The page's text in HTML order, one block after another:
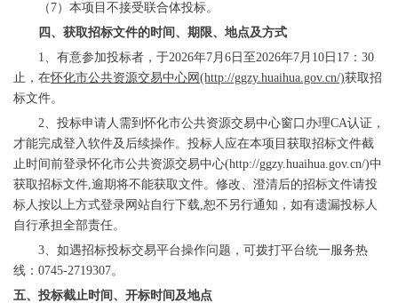
（ 7）本项目不接受联合体投标。
四 、获取招标文件的时间、期限、地点及方式
1、有意参加投标者，于2026年7月6日至2026年7月10日17：30
止，在怀化市公共资源交易中心网 (http://ggzy.huaihua.gov.cn/)获取招
标文件。
2、投标申请人需到怀化市公共资源交易中心窗口办理CA认证，
才能完成登入软件及后续操作。投标人应在本项目获取招标文件截
止时间前登录怀化市公共资源交易中心(http://ggzy.huaihua.gov.cn/)中
获取招标文件,逾期将不能获取文件。修改、澄清后的招标文件请投
标人按以上方式登录网站自行下载,恕不另行通知，如有遗漏投标人
自行承担全部责任。
3、如遇招标投标交易平台操作问题，可拨打平台统一服务热
线：0745-2719307。
五、投标截止时间、开标时间及地点